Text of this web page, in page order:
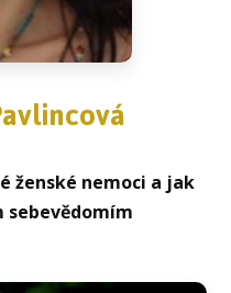
ženské nemoci a jak
sebevědomím